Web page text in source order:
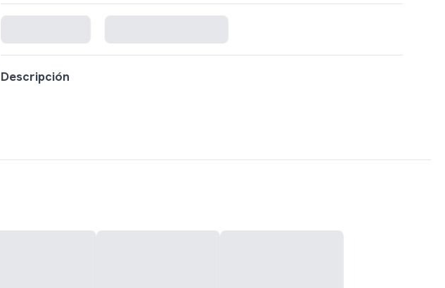
Cargando disponibilidad...
Descripción